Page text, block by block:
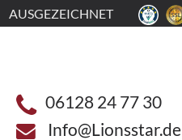
AUSGEZEICHNET
06128 24 77 30
Info@Lionsstar.de